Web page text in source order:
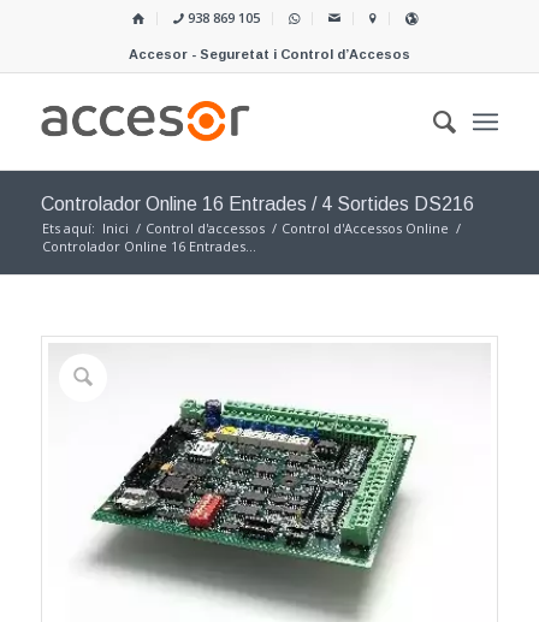
938 869 105
Accesor - Seguretat i Control d’Accesos
Controlador Online 16 Entrades / 4 Sortides DS216
Ets aquí: Inici / Control d'accessos / Control d'Accessos Online /
Controlador Online 16 Entrades...